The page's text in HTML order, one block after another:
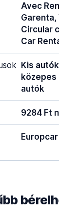
Avec
Garenta,
Circular
Car
Kis
közepes
autók
9284 Ft
Europcar